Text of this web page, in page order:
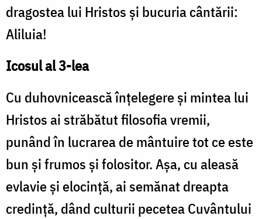
dragostea lui Hristos și bucuria cântării:
Aliluia!
Icosul al 3-lea
Cu duhovnicească înțelegere și mintea lui
Hristos ai străbătut filosofia vremii,
punând în lucrarea de mântuire tot ce este
bun și frumos și folositor. Așa, cu aleasă
evlavie și elocință, ai semănat dreapta
credință, dând culturii pecetea Cuvântului